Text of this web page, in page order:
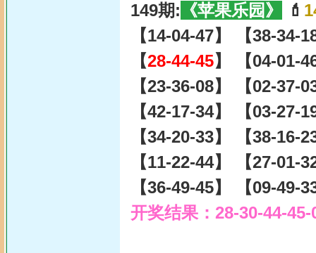
149期: 《苹果乐园》 💄
【14-04-47】 【38-34-
【28-44-45】 【04-01-
【23-36-08】 【02-37-
【42-17-34】 【03-27-
【34-20-33】 【38-16-
【11-22-44】 【27-01-
【36-49-45】 【09-49-
开奖结果：28-30-44-